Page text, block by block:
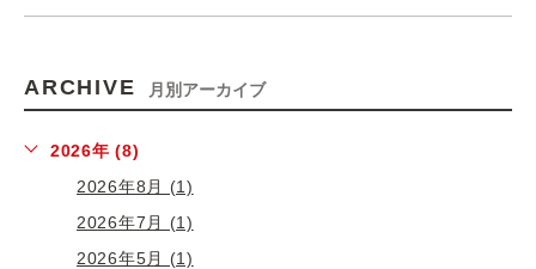
ARCHIVE 月別アーカイブ
2026年 (8)
2026年8月 (1)
2026年7月 (1)
2026年5月 (1)